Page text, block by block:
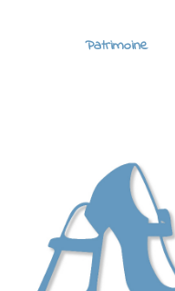
Patrimoine